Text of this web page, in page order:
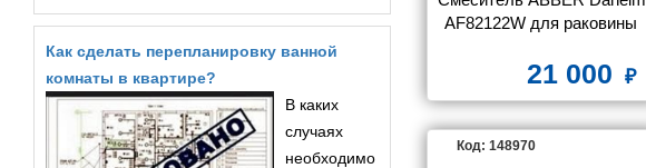
AF82122W для раковины
матовый
21 000
Код: 148970
Как сделать перепланировку ванной
комнаты в квартире?
В каких
случаях
необходимо